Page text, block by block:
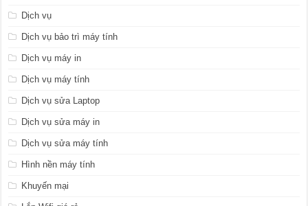
Dịch vụ
Dịch vụ bảo trì máy tính
Dịch vụ máy in
Dịch vụ máy tính
Dịch vụ sửa Laptop
Dịch vụ sửa máy in
Dịch vụ sửa máy tính
Hình nền máy tính
Khuyến mại